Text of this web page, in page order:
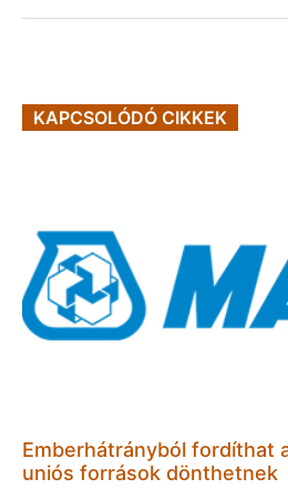
KAPCSOLÓDÓ CIKKEK
Emberhátrányból fordíthat
uniós források dönthetnek